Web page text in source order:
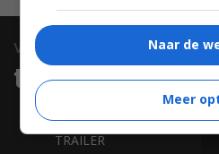
video
trailers & clips
TRAILER
Naar de
Meer